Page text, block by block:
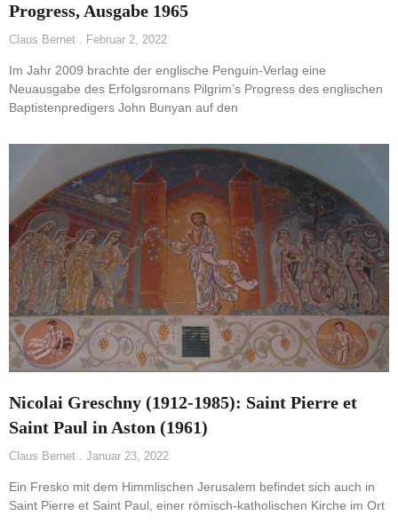
Progress, Ausgabe 1965
Claus Bernet Februar 2, 2022
Im Jahr 2009 brachte der englische Penguin-Verlag eine
Neuausgabe des Erfolgsromans Pilgrim’s Progress des englischen
Baptistenpredigers John Bunyan auf den
Nicolai Greschny (1912-1985): Saint Pierre et
Saint Paul in Aston (1961)
Claus Bernet Januar 23, 2022
Ein Fresko mit dem Himmlischen Jerusalem befindet sich auch in
Saint Pierre et Saint Paul, einer römisch-katholischen Kirche im Ort